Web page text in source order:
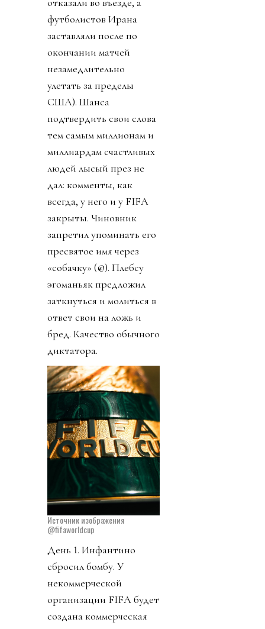
футболистов Ирана
заставляли после по
окончании матчей
незамедлительно
улетать за пределы
США). Шанса
подтвердить свои слова
тем самым миллионам и
миллиардам счастливых
людей лысый през не
дал: комменты, как
всегда, у него и у FIFA
закрыты. Чиновник
запретил упоминать его
пресвятое имя через
«собачку» (@). Плебсу
эгоманьяк предложил
заткнуться и молиться в
ответ свои на ложь и
бред. Качество обычного
диктатора.
Источник изображения
@fifaworldcup
День 1. Инфантино
сбросил бомбу. У
некоммерческой
организации FIFA будет
создана коммерческая